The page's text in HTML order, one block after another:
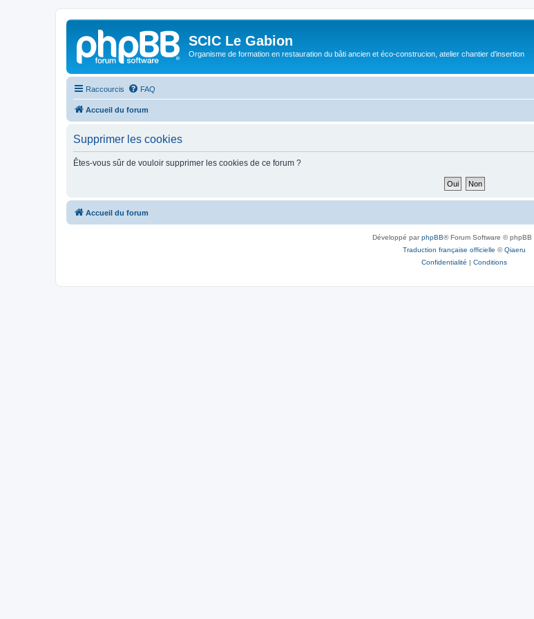
SCIC Le Gabion
Organisme de formation en restauration du bâti ancien et éco-construcion, atelier chantier d'insertion
Raccourcis FAQ
Accueil du forum
Supprimer les cookies
Êtes-vous sûr de vouloir supprimer les cookies de ce forum ?
Accueil du forum
Développé parphpBB® Forum Software © phpBB
Traduction française officielle ©Qiaeru
Confidentialité | Conditions